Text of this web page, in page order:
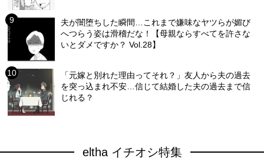
夫が闇堕ちした瞬間…これまで嫌味なヤツらが媚び
へつらう姿は滑稽だな！【母親ならすべてを許さな
いとダメですか？ Vol.28】
「元嫁と別れた理由ってそれ？」友人から夫の過去
を突っ込まれ不安…信じて結婚した夫の過去まで信
じれる？
eltha イチオシ特集